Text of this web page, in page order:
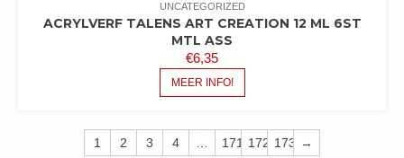
UNCATEGORIZED
ACRYLVERF TALENS ART CREATION 12 ML 6ST
MTL ASS
€6,35
MEER INFO!
1 2 3 4 … 171 172 173 →